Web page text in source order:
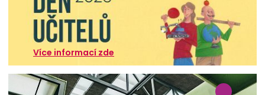
Více informací zde